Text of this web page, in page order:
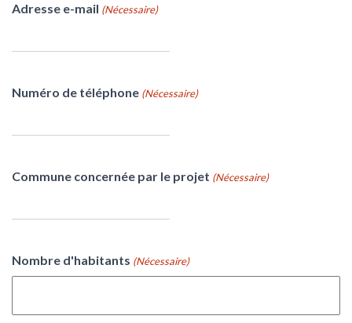
Adresse e-mail (Nécessaire)
Numéro de téléphone (Nécessaire)
Commune concernée par le projet (Nécessaire)
Nombre d'habitants (Nécessaire)